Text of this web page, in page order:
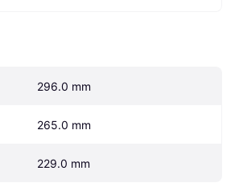
296.0 mm
265.0 mm
229.0 mm